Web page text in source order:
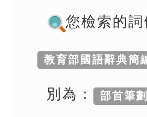
生字詞彙表
您檢索的詞
教育部國語辭典簡
別為： 部首筆